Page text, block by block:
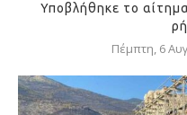
Υποβλήθηκε το
Πέμπτη, 6